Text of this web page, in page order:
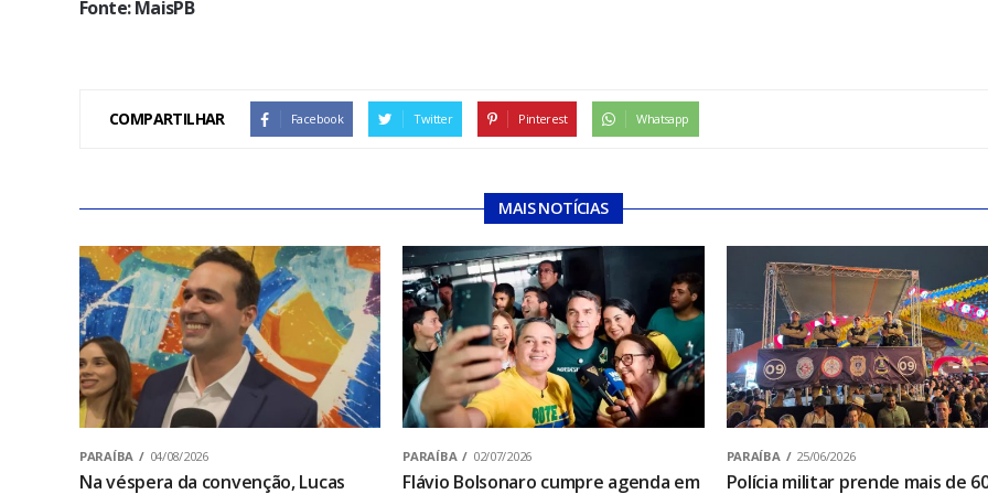
Fonte: MaisPB
COMPARTILHAR Facebook Twitter Pinterest Whatsapp
MAIS NOTÍCIAS
PARAÍBA 04/08/2026
Na véspera da convenção, Lucas
PARAÍBA 02/07/2026
Flávio Bolsonaro cumpre agenda em
PARAÍBA 25/06/2026
Polícia militar prende mais de